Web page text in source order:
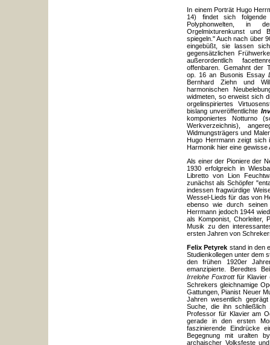
In einem Porträt Hugo
14) findet sich folgende
Polyphonwelten, in
Orgelmixturenkunst und
spiegeln." Auch nach über
eingebüßt, sie lassen
gegensätzlichen
außerordentlich
offenbaren. Gemahnt der
op. 16 an Busonis Essay
Bernhard Ziehn und
harmonischen
widmeten, so erweist sich
orgelinspiriertes
bislang unveröffentlichte
komponiertes Notturno
Werkverzeichnis),
Widmungsträgers und
Hugo Herrmann zeigt sich
Harmonik hier eine gewisse
Als einer der Pioniere der
1930 erfolgreich in
Libretto von Lion
zunächst als Schöpfer
indessen fragwürdige
Wessel-Lieds für das von
ebenso wie durch
Herrmann jedoch 1944
als Komponist, Chorleiter,
Musik zu den
ersten Jahren von
Felix Petyrek stand in den
Studienkollegen unter dem
den frühen 1920er
emanzipierte. Beredtes
Irrelohe Foxtrottfür Klavier
Schrekers gleichnamige
Gattungen, Pianist Neuer
Jahren wesentlich
Suche, die ihn
Professor für Klavier am
gerade in den ersten
faszinierende Eindrücke
Begegnung mit uralten
archaischer Volksfeste